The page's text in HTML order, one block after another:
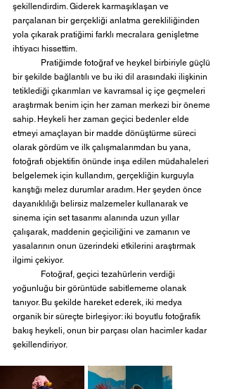
şekillendirdim. Giderek karmaşıklaşan ve
parçalanan bir gerçekliği anlatma gerekliliğinden
yola çıkarak pratiğimi farklı mecralara genişletme
ihtiyacı hissettim.
bir şekilde bağlantılı ve bu iki dil arasındaki ilişkinin
tetiklediği çıkarımları ve kavramsal iç içe geçmeleri
araştırmak benim için her zaman merkezi bir öneme
sahip. Heykeli her zaman geçici bedenler elde
etmeyi amaçlayan bir madde dönüştürme süreci
olarak gördüm ve ilk çalışmalarımdan bu yana,
fotoğrafı objektifin önünde inşa edilen müdahaleleri
belgelemek için kullandım, gerçekliğin kurguyla
karıştığı melez durumlar aradım. Her şeyden önce
dayanıklılığı belirsiz malzemeler kullanarak ve
sinema için set tasarımı alanında uzun yıllar
çalışarak, maddenin geçiciliğini ve zamanın ve
yasalarının onun üzerindeki etkilerini araştırmak
ilgimi çekiyor.
yoğunluğu bir görüntüde sabitlememe olanak
tanıyor. Bu şekilde hareket ederek, iki medya
organik bir süreçte birleşiyor: iki boyutlu fotoğrafik
bakış heykeli, onun bir parçası olan hacimler kadar
şekillendiriyor.